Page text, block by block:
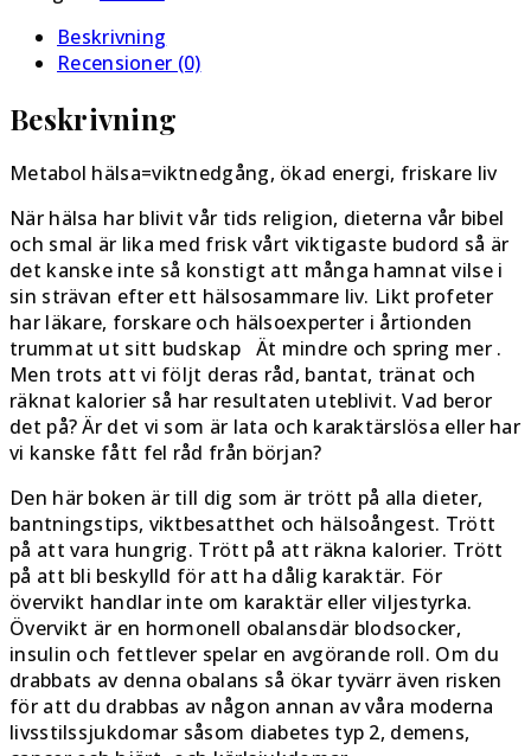
verktyg
metabol
Av
Meurk
mängd
Beskrivning
Recensioner (0)
Beskrivning
Metabol hälsa=viktnedgång, ökad energi, friskare liv
När hälsa har blivit vår tids religion, dieterna vår bibel
och smal är lika med frisk vårt viktigaste budord så är
det kanske inte så konstigt att många hamnat vilse i
sin strävan efter ett hälsosammare liv. Likt profeter
har läkare, forskare och hälsoexperter i årtionden
trummat ut sitt budskap Ät mindre och spring mer .
Men trots att vi följt deras råd, bantat, tränat och
räknat kalorier så har resultaten uteblivit. Vad beror
det på? Är det vi som är lata och karaktärslösa eller har
vi kanske fått fel råd från början?
Den här boken är till dig som är trött på alla dieter,
bantningstips, viktbesatthet och hälsoångest. Trött
på att vara hungrig. Trött på att räkna kalorier. Trött
på att bli beskylld för att ha dålig karaktär. För
övervikt handlar inte om karaktär eller viljestyrka.
Övervikt är en hormonell obalansdär blodsocker,
insulin och fettlever spelar en avgörande roll. Om du
drabbats av denna obalans så ökar tyvärr även risken
för att du drabbas av någon annan av våra moderna
livsstilssjukdomar såsom diabetes typ 2, demens,